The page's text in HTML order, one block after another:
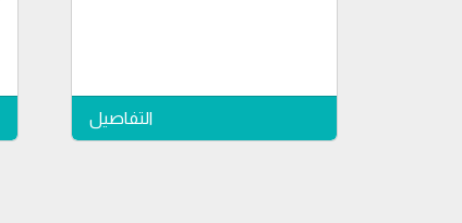
التفاصيل